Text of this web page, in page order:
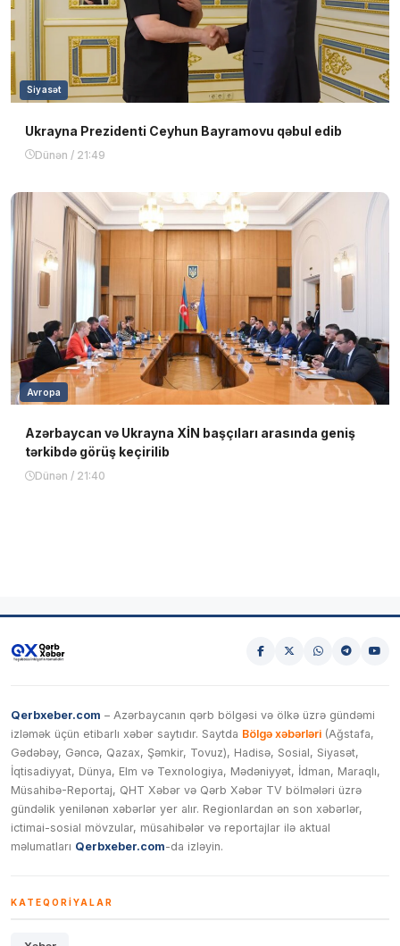
Siyasət
Ukrayna Prezidenti Ceyhun Bayramovu qəbul edib
Dünən / 21:49
Avropa
Azərbaycan və Ukrayna XİN başçıları arasında geniş
tərkibdə görüş keçirilib
Dünən / 21:40
Qerbxeber.com – Azərbaycanın qərb bölgəsi və ölkə üzrə gündəmi
izləmək üçün etibarlı xəbər saytıdır. Saytda Bölgə xəbərləri (Ağstafa,
Gədəbəy, Gəncə, Qazax, Şəmkir, Tovuz), Hadisə, Sosial, Siyasət,
İqtisadiyyat, Dünya, Elm və Texnologiya, Mədəniyyət, İdman, Maraqlı,
Müsahibə-Reportaj, QHT Xəbər və Qərb Xəbər TV bölmələri üzrə
gündəlik yenilənən xəbərlər yer alır. Regionlardan ən son xəbərlər,
ictimai-sosial mövzular, müsahibələr və reportajlar ilə aktual
məlumatları Qerbxeber.com-da izləyin.
KATEQORIYALAR